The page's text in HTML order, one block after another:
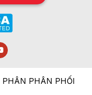
PHÂN PHỐI